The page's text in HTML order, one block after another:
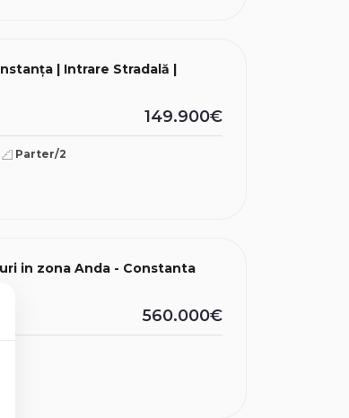
| Intrare Stradală |
149.900€
Parter/2
in zona Anda - Constanta
560.000€